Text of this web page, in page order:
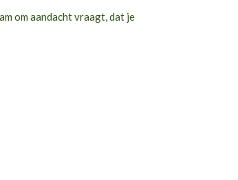
om aandacht vraagt, dat je